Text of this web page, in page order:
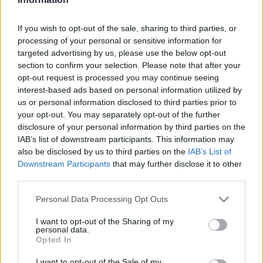
If you wish to opt-out of the sale, sharing to third parties, or
processing of your personal or sensitive information for
targeted advertising by us, please use the below opt-out
section to confirm your selection. Please note that after your
opt-out request is processed you may continue seeing
interest-based ads based on personal information utilized by
us or personal information disclosed to third parties prior to
your opt-out. You may separately opt-out of the further
disclosure of your personal information by third parties on the
IAB’s list of downstream participants. This information may
also be disclosed by us to third parties on the IAB’s List of
Downstream Participants that may further disclose it to other
Personal Data Processing Opt Outs
I want to opt-out of the Sharing of my
personal data.
Opted In
Cómo ir desde Ortigueira a Mugardos